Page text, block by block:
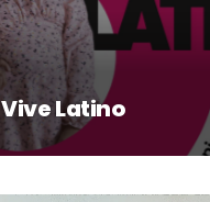
Vive Latino